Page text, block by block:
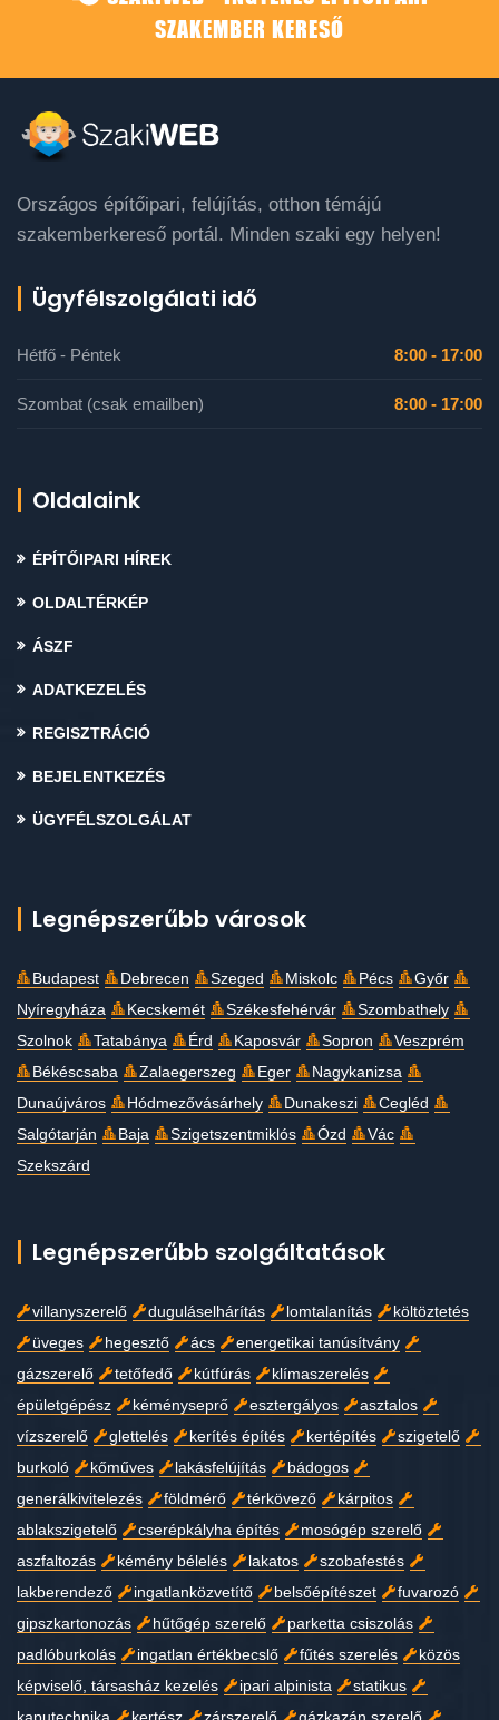
SZAKEMBER KERESŐ
Országos építőipari, felújítás, otthon témájú
szakemberkereső portál. Minden szaki egy helyen!
Ügyfélszolgálati idő
Hétfő - Péntek 8:00 - 17:00
Szombat (csak emailben) 8:00 - 17:00
Oldalaink
ÉPÍTŐIPARI HÍREK
OLDALTÉRKÉP
ÁSZF
ADATKEZELÉS
REGISZTRÁCIÓ
BEJELENTKEZÉS
ÜGYFÉLSZOLGÁLAT
Legnépszerűbb városok
Budapest Debrecen Szeged Miskolc Pécs
Győr
Nyíregyháza
Kecskemét Székesfehérvár
Szombathely
Szolnok
Tatabánya Érd Kaposvár Sopron
Veszprém
Békéscsaba
Zalaegerszeg Eger
Nagykanizsa
Dunaújváros
Hódmezővásárhely Dunakeszi
Cegléd
Salgótarján
Baja Szigetszentmiklós Ózd
Vác
Szekszárd
Legnépszerűbb szolgáltatások
villanyszerelő duguláselhárítás lomtalanítás
költöztetés
üveges
hegesztő ács
energetikai tanúsítvány
gázszerelő
tetőfedő kútfúrás
klímaszerelés
épületgépész
kéményseprő esztergályos
asztalos
vízszerelő
glettelés kerítés építés kertépítés
szigetelő
burkoló
kőműves lakásfelújítás
bádogos
generálkivitelezés
földmérő térkövező
kárpitos
ablakszigetelő
cserépkályha építés
mosógép szerelő
aszfaltozás
kémény bélelés lakatos
szobafestés
lakberendező
ingatlanközvetítő belsőépítészet
fuvarozó
gipszkartonozás
hűtőgép szerelő
parketta csiszolás
padlóburkolás
ingatlan értékbecslő fűtés szerelés
közös
képviselő, társasház kezelés
ipari alpinista
statikus